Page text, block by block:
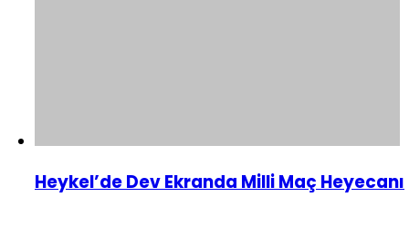
Heykel’de Dev Ekranda Milli Maç Heyecanı